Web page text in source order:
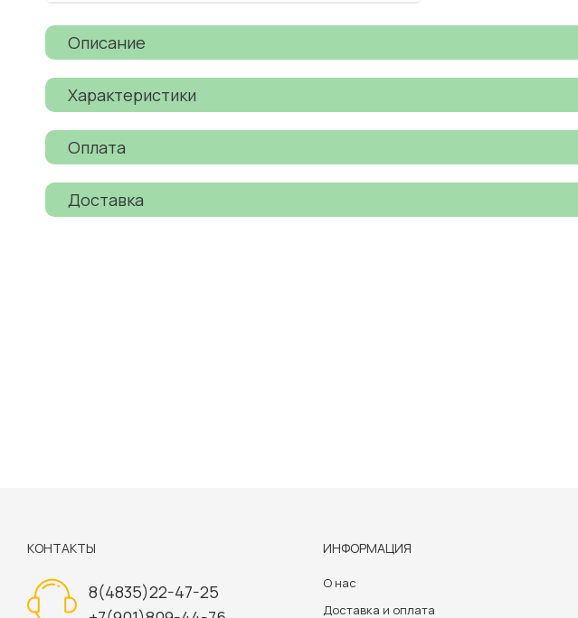
Описание
Характеристики
Оплата
Доставка
КОНТАКТЫ
8(4835)22-47-25
ИНФОРМАЦИЯ
О нас
Доставка и оплата